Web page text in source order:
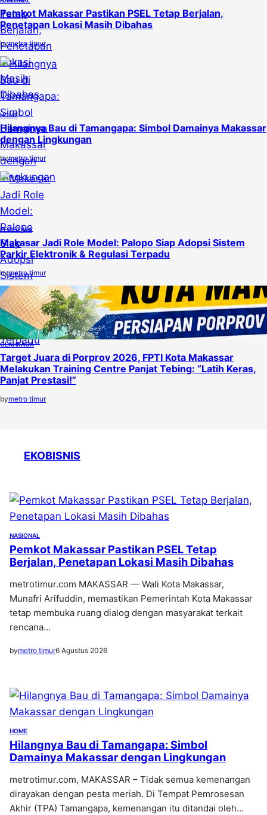
Pemkot Makassar Pastikan PSEL Tetap Berjalan,
Penetapan Lokasi Masih Dibahas
bymetro timur
HOME
Hilangnya Bau di Tamangapa: Simbol Damainya Makassar
dengan Lingkungan
bymetro timur
PERISTIWA
Makasar Jadi Role Model: Palopo Siap Adopsi Sistem
Parkir Elektronik & Regulasi Terpadu
bymetro timur
OLAHRAGA
Target Juara di Porprov 2026, FPTI Kota Makassar
Melakukan Training Centre Panjat Tebing: “Latih Keras,
Panjat Prestasi!”
bymetro timur
EKOBISNIS
NASIONAL
Pemkot Makassar Pastikan PSEL Tetap
Berjalan, Penetapan Lokasi Masih Dibahas
metrotimur.com MAKASSAR — Wali Kota Makassar,
Munafri Arifuddin, memastikan Pemerintah Kota Makassar
tetap membuka ruang dialog dengan masyarakat terkait
rencana…
bymetro timur6 Agustus 2026
HOME
Hilangnya Bau di Tamangapa: Simbol
Damainya Makassar dengan Lingkungan
metrotimur.com, MAKASSAR – Tidak semua kemenangan
dirayakan dengan pesta meriah. Di Tempat Pemrosesan
Akhir (TPA) Tamangapa, kemenangan itu ditandai oleh…